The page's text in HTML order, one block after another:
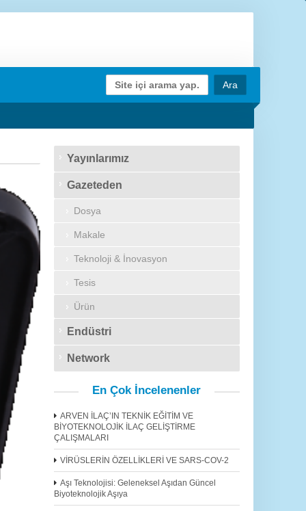
Yayınlarımız
Gazeteden
Dosya
Makale
Teknoloji & İnovasyon
Tesis
Ürün
Endüstri
Network
En Çok İncelenenler
ARVEN İLAÇ’IN TEKNİK EĞİTİM VE
BİYOTEKNOLOJİK İLAÇ GELİŞTİRME
ÇALIŞMALARI
VİRÜSLERİN ÖZELLİKLERİ VE SARS-COV-2
Aşı Teknolojisi: Geleneksel Aşıdan Güncel
Biyoteknolojik Aşıya